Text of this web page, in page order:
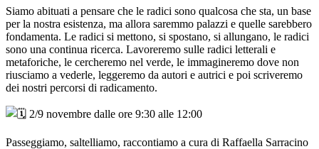
Siamo abituati a pensare che le radici sono qualcosa che sta, un base
per la nostra esistenza, ma allora saremmo palazzi e quelle sarebbero
fondamenta. Le radici si mettono, si spostano, si allungano, le radici
sono una continua ricerca. Lavoreremo sulle radici letterali e
metaforiche, le cercheremo nel verde, le immagineremo dove non
riusciamo a vederle, leggeremo da autori e autrici e poi scriveremo
dei nostri percorsi di radicamento.
2/9 novembre dalle ore 9:30 alle 12:00
Passeggiamo, saltelliamo, raccontiamo a cura di Raffaella Sarracino